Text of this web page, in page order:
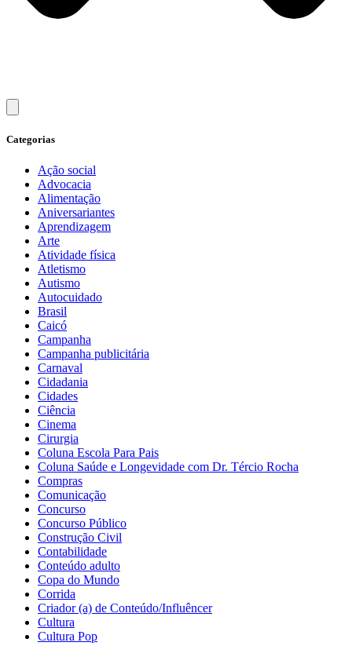
Categorias
Ação social
Advocacia
Alimentação
Aniversariantes
Aprendizagem
Arte
Atividade física
Atletismo
Autismo
Autocuidado
Brasil
Caicó
Campanha
Campanha publicitária
Carnaval
Cidadania
Cidades
Ciência
Cinema
Cirurgia
Coluna Escola Para Pais
Coluna Saúde e Longevidade com Dr. Tércio Rocha
Compras
Comunicação
Concurso
Concurso Público
Construção Civil
Contabilidade
Conteúdo adulto
Copa do Mundo
Corrida
Criador (a) de Conteúdo/Influêncer
Cultura
Cultura Pop